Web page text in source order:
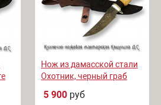
Нож из дамасской стали
Охотник, черный граб
5 900 руб